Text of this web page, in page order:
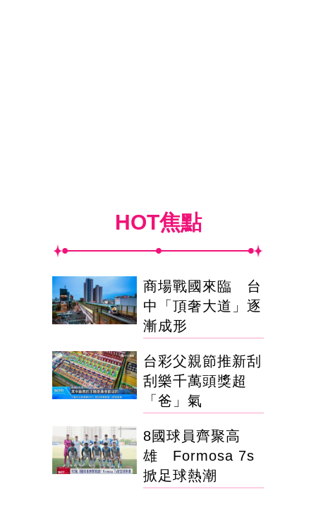
HOT焦點
商場戰國來臨 台
中「頂奢大道」逐
漸成形
台彩父親節推新刮
刮樂千萬頭獎超
「爸」氣
8國球員齊聚高
雄 Formosa 7s
掀足球熱潮